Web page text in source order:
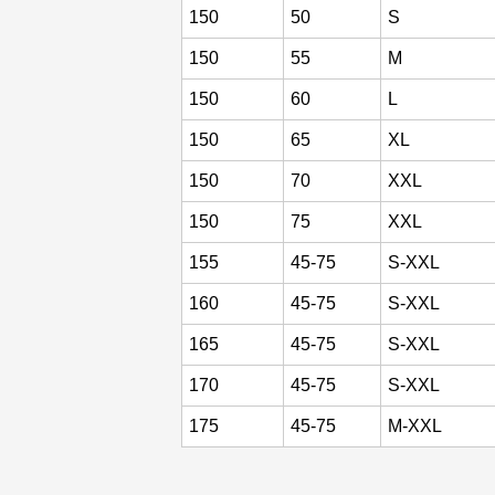
150 50 S
150 55 M
150 60 L
150 65 XL
150 70 XXL
150 75 XXL
155 45-75 S-XXL
160 45-75 S-XXL
165 45-75 S-XXL
170 45-75 S-XXL
175 45-75 M-XXL